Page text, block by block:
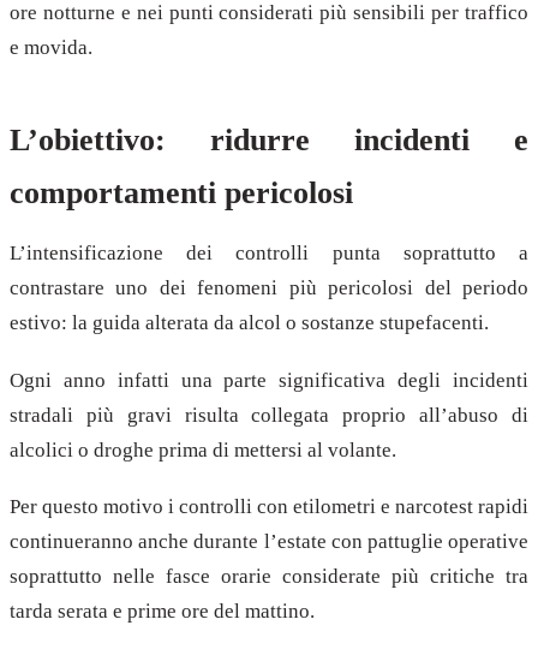
ore notturne e nei punti considerati più sensibili per traffico
e movida.
L’obiettivo: ridurre incidenti e
comportamenti pericolosi
L’intensificazione dei controlli punta soprattutto a
contrastare uno dei fenomeni più pericolosi del periodo
estivo: la guida alterata da alcol o sostanze stupefacenti.
Ogni anno infatti una parte significativa degli incidenti
stradali più gravi risulta collegata proprio all’abuso di
alcolici o droghe prima di mettersi al volante.
Per questo motivo i controlli con etilometri e narcotest rapidi
continueranno anche durante l’estate con pattuglie operative
soprattutto nelle fasce orarie considerate più critiche tra
tarda serata e prime ore del mattino.